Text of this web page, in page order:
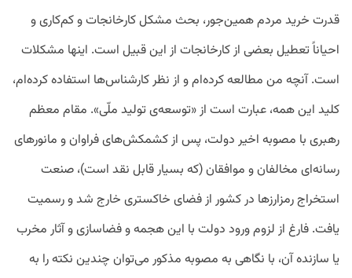
قدرت خرید مردم همین‌جور، بحث مشکل کارخانجات و کم‌کاری و
احیاناً تعطیل بعضی از کارخانجات از این قبیل است. اینها مشکلات
است. آنچه من مطالعه کرده‌ام و از نظر کارشناس‌ها استفاده کرده‌ام،
کلید این همه، عبارت است از «توسعه‌ی تولید ملّی». مقام معظم
رهبری با مصوبه اخیر دولت، پس از کشمکش‌های فراوان و مانورهای
رسانه‌ای مخالفان و موافقان (که بسیار قابل نقد است)، صنعت
استخراج رمزارزها در کشور از فضای خاکستری خارج شد و رسمیت
یافت. فارغ از لزوم ورود دولت با این هجمه و فضاسازی و آثار مخرب
یا سازنده آن، با نگاهی به مصوبه مذکور می‌توان چندین نکته را به